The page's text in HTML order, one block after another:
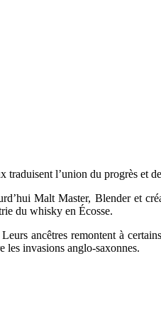
traduisent l’union du progrès et
Malt Master, Blender et
du whisky en Écosse.
ancêtres remontent à
les invasions anglo-saxonnes.